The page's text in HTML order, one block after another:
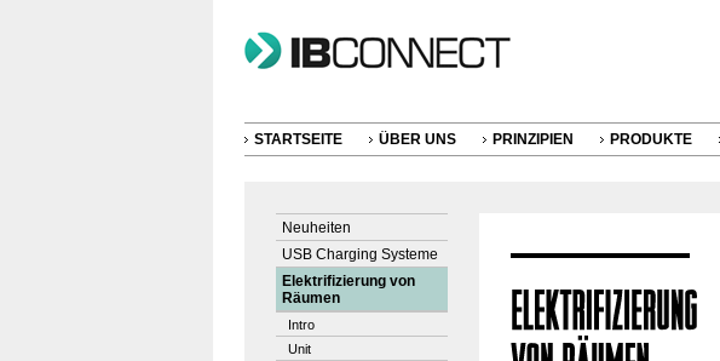
STARTSEITE ÜBER UNS PRINZIPIEN PRODUKTE
Neuheiten
USB Charging Systeme
Elektrifizierung von
Räumen
Intro
Unit